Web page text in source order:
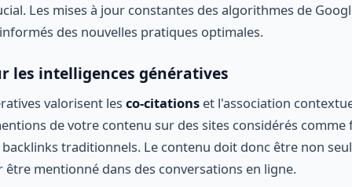
Les mises à jour constantes des algorithmes de
des nouvelles pratiques optimales.
les intelligences génératives
valorisent les co-citations et l'association
de votre contenu sur des sites considérés
traditionnels. Le contenu doit donc être non
être mentionné dans des conversations en ligne.